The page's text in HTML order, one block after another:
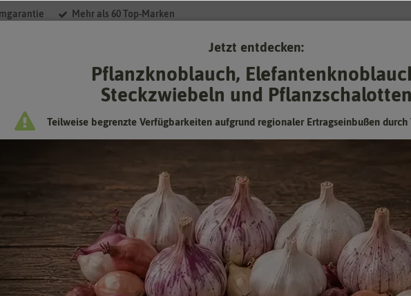
Mehr als 60 Top-Marken
Krokus Wit (30 Stück)
Hersteller:
Jub Holland Herbstblumenzwiebeln
Artikelnummer:
323340-jb
EAN:
8712438542992
Jetzt entdecken:
Pflanzknoblauch,
Steckzwiebeln und Pflanzschalotten
Teilweise begrenzte Verfügbarkeiten aufgrund regionaler Ertragseinbußen durch